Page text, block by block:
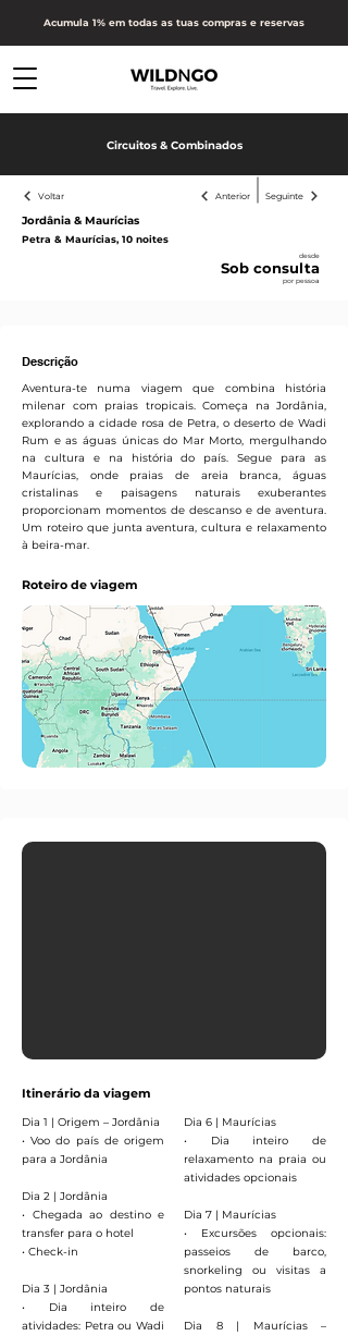
Acumula 1% em todas as tuas compras e reservas
Circuitos & Combinados
Voltar Seguinte
Anterior
Jordânia & Maurícias
Petra & Maurícias, 10 noites
desde
Sob consulta
por pessoa
Descrição
Aventura-te numa viagem que combina história
milenar com praias tropicais. Começa na Jordânia,
explorando a cidade rosa de Petra, o deserto de Wadi
Rum e as águas únicas do Mar Morto, mergulhando
na cultura e na história do país. Segue para as
Maurícias, onde praias de areia branca, águas
cristalinas e paisagens naturais exuberantes
proporcionam momentos de descanso e de aventura.
Um roteiro que junta aventura, cultura e relaxamento
à beira-mar.
Roteiro de viagem
Itinerário da viagem
Dia 1 | Origem – Jordânia
• Voo do país de origem
para a Jordânia
Dia 2 | Jordânia
• Chegada ao destino e
transfer para o hotel
• Check-in
Dia 3 | Jordânia
• Dia inteiro de
atividades: Petra ou Wadi
Dia 6 | Maurícias
• Dia inteiro de
relaxamento na praia ou
atividades opcionais
Dia 7 | Maurícias
• Excursões opcionais:
passeios de barco,
snorkeling ou visitas a
pontos naturais
Dia 8 | Maurícias –